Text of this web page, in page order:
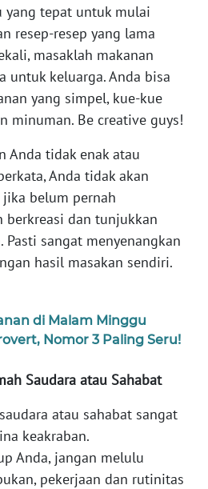
yang tepat untuk mulai
resep-resep yang lama
masaklah makanan
untuk keluarga. Anda bisa
yang simpel, kue-kue
minuman. Be creative guys!
Anda tidak enak atau
Anda tidak akan
belum pernah
berkreasi dan tunjukkan
Pasti sangat menyenangkan
hasil masakan sendiri.
di Malam Minggu
Nomor 3 Paling Seru!
Saudara atau Sahabat
atau sahabat sangat
keakraban.
Anda, jangan melulu
pekerjaan dan rutinitas